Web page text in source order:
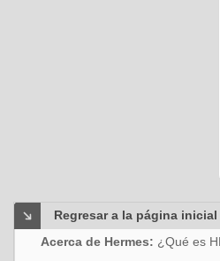
Regresar a la página inicial
Acerca de Hermes: ¿Qué es